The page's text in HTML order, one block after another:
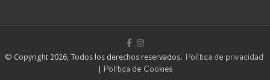
© Copyright 2026, Todos los derechos reservados. Política de privacidad
Política de Cookies